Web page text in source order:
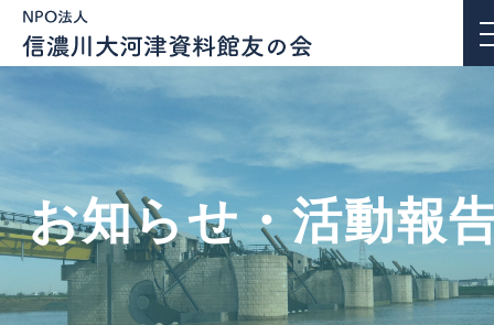
お知らせ・活動報告
私たちについて
活動紹介
お知らせ・活動報